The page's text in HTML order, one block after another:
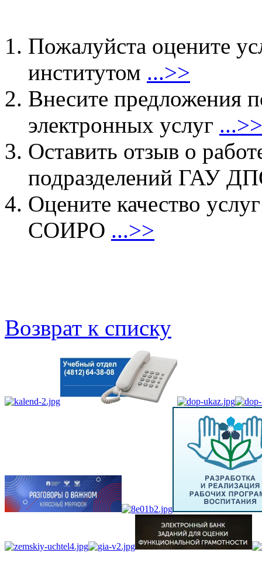
Пожалуйста оцените
институтом ...>>
Внесите предложения
электронных услуг ...>>
Оставить отзыв о
подразделений ГАУ
Оцените качество
СОИРО ...>>
Возврат к списку